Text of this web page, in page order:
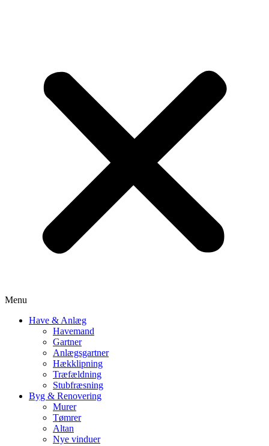
Menu
Have & Anlæg
Havemand
Gartner
Anlægsgartner
Hækklipning
Træfældning
Stubfræsning
Byg & Renovering
Murer
Tømrer
Altan
Nye vinduer